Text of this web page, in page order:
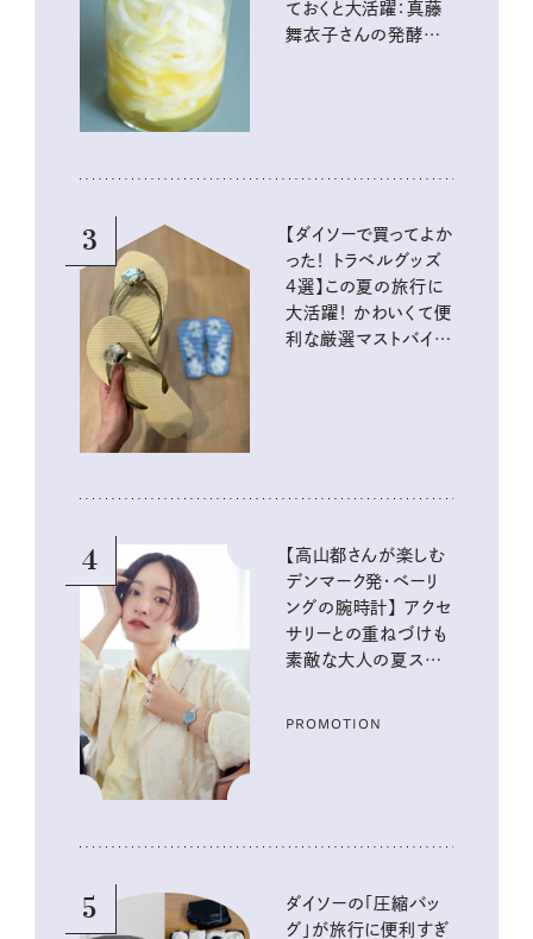
ておくと大活躍：真藤
舞衣子さんの発酵と
3
【ダイソーで買ってよか
った！ トラベルグッズ
4選】この夏の旅行に
大活躍！ かわいくて便
利な厳選マストバイア
4
【高山都さんが楽しむ
デンマーク発・ベーリ
ングの腕時計】 アクセ
サリーとの重ねづけも
素敵な大人の夏スタイ
PROMOTION
5
ダイソーの「圧縮バッ
グ」が旅行に便利すぎ